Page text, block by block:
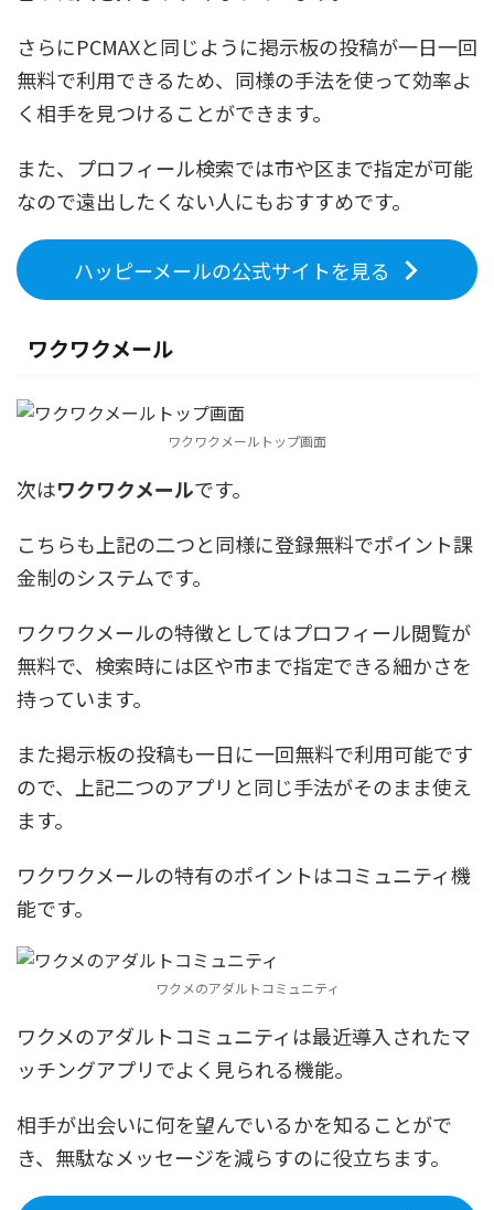
さらにPCMAXと同じように掲示板の投稿が一日一回
無料で利用できるため、同様の手法を使って効率よ
く相手を見つけることができます。
また、プロフィール検索では市や区まで指定が可能
なので遠出したくない人にもおすすめです。
ハッピーメールの公式サイトを見る
ワクワクメール
ワクワクメールトップ画面
次はワクワクメールです。
こちらも上記の二つと同様に登録無料でポイント課
金制のシステムです。
ワクワクメールの特徴としてはプロフィール閲覧が
無料で、検索時には区や市まで指定できる細かさを
持っています。
また掲示板の投稿も一日に一回無料で利用可能です
ので、上記二つのアプリと同じ手法がそのまま使え
ます。
ワクワクメールの特有のポイントはコミュニティ機
能です。
ワクメのアダルトコミュニティ
ワクメのアダルトコミュニティは最近導入されたマ
ッチングアプリでよく見られる機能。
相手が出会いに何を望んでいるかを知ることがで
き、無駄なメッセージを減らすのに役立ちます。